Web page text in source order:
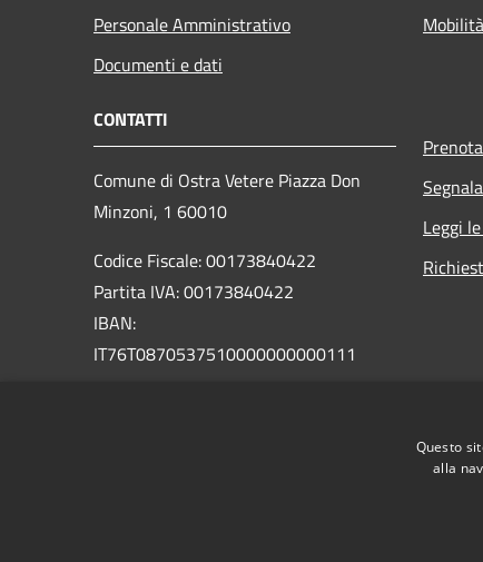
Personale Amministrativo
Documenti e dati
CONTATTI
Comune di Ostra Vetere Piazza Don
Minzoni, 1 60010
Codice Fiscale: 00173840422
Partita IVA: 00173840422
IBAN:
IT76T0870537510000000000111
Leggi
Questo
alla